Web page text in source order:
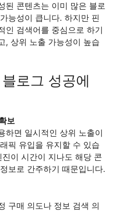
된 콘텐츠는 이미 많은 블로
능성이 큽니다. 하지만 핀
인 검색어를 중심으로 하기
, 상위 노출 가능성이 높습
로그 성공에
보
하면 일시적인 상위 노출이
픽 유입을 유지할 수 있습
이 시간이 지나도 해당 콘
보로 간주하기 때문입니다.
구매 의도나 정보 검색 의